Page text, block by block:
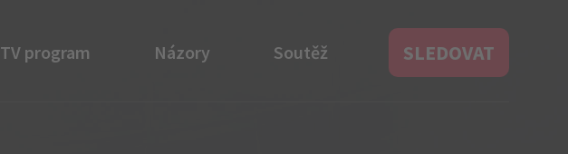
TV program Názory Soutěž SLEDOVAT